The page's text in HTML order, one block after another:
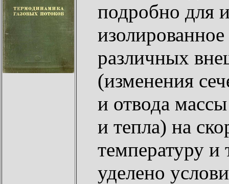
подробно для
различных
(изменения
и отвода
и тепла) на
температуру
уделено